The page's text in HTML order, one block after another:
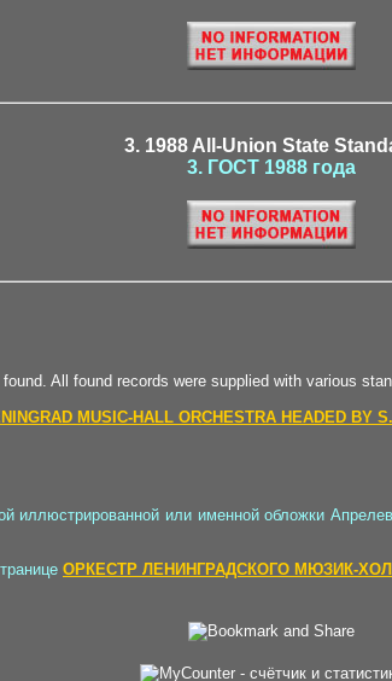
3. 1988 All-Union State
3. ГОСТ 1988 года
All found records were supplied with various
MUSIC-HALL ORCHESTRA HEADED BY
иллюстрированной или именной обложки
ОРКЕСТР ЛЕНИНГРАДСКОГО МЮЗИК-